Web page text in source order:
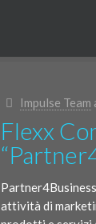
Impulse Team
Flexx
attività di